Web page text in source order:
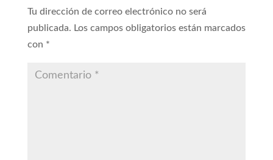
Tu dirección de correo electrónico no será
publicada. Los campos obligatorios están marcados
con *